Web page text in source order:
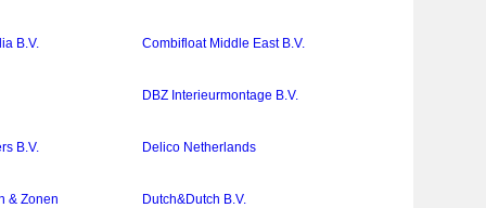
B.V. Combifloat Middle East B.V.
DBZ Interieurmontage B.V.
B.V. Delico Netherlands
& Zonen Dutch&Dutch B.V.